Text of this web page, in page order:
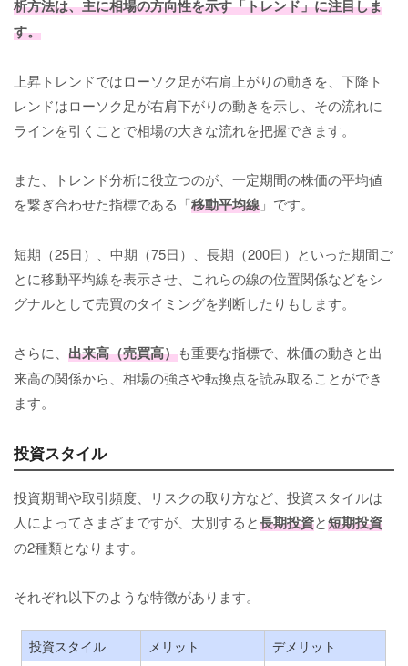
析方法は、主に相場の方向性を示す「トレンド」に注目しま
す。
上昇トレンドではローソク足が右肩上がりの動きを、下降ト
レンドはローソク足が右肩下がりの動きを示し、その流れに
ラインを引くことで相場の大きな流れを把握できます。
また、トレンド分析に役立つのが、一定期間の株価の平均値
を繋ぎ合わせた指標である「移動平均線 」です。
短期（25日）、中期（75日）、長期（200日）といった期間ご
とに移動平均線を表示させ、これらの線の位置関係などをシ
グナルとして売買のタイミングを判断したりもします。
さらに、 出来高（売買高）も重要な指標で、株価の動きと出
来高の関係から、相場の強さや転換点を読み取ることができ
ます。
投資スタイル
投資期間や取引頻度、リスクの取り方など、投資スタイルは
人によってさまざまですが、大別すると長期投資と短期投資
の2種類となります。
それぞれ以下のような特徴があります。
投資スタイル メリット
デメリット